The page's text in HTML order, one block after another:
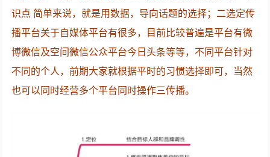
识点 简单来说，就是用数据，导向话题的选择；二选定传
播平台关于自媒体平台有很多，目前比较普遍是平台有微
博微信及空间微信公众平台今日头条等等，不同平台针对
不同的个人，前期大家就根据平时的习惯选择即可，当然
也可以同时经营多个平台同时操作三传播。